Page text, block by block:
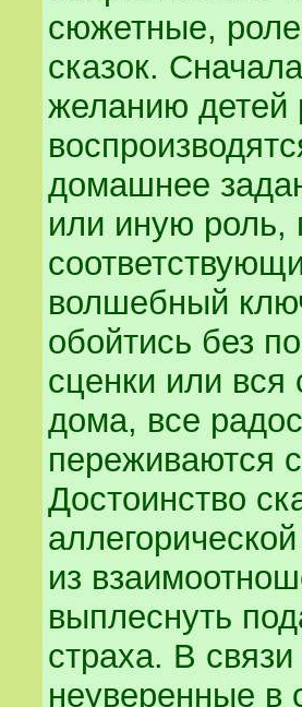
сюжетные,
сказок.
желанию детей
домашнее
или иную роль,
волшебный
обойтись без
сценки или вся
дома, все
переживаются
Достоинство
из
выплеснуть
страха. В
неуверенные в